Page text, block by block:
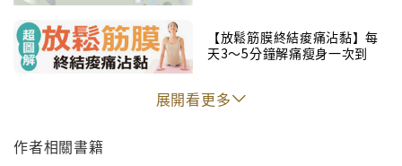
◎蝴蝶袖ByeBye、馬鞍臀退散，有效打造完美身形。
【放鬆筋膜終結痠痛沾黏】每
天3～5分鐘解痛瘦身一次到
展開看更多
作者相關書籍